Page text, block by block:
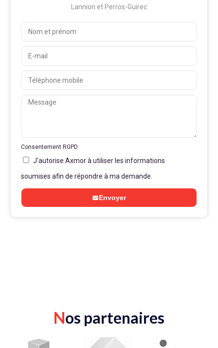
Lannion et Perros-Guirec
Consentement RGPD
J'autorise Axmor à utiliser les informations
soumises afin de répondre à ma demande.
Envoyer
Nos partenaires